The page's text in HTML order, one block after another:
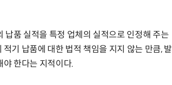
품 실적을 특정 업체의 실적으로 인정해 주는
기 납품에 대한 법적 책임을 지지 않는 만큼, 발
야 한다는 지적이다.